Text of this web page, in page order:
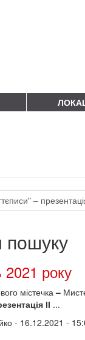
пошуку
2021 року
містечка–
ІІ ...
- 16.12.2021 -